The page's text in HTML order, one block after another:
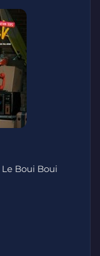
Boui Boui